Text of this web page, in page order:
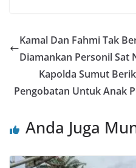
Kamal Dan Fahmi Tak
Diamankan Personil Sat
Kapolda Sumut
Pengobatan Untuk Anak
Anda Juga